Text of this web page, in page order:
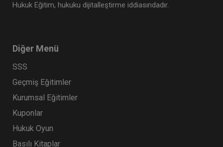
Rekabet Hukuku - II. Ticaret Hukuku Kongresi - V.
Tüketici Hukuku Enstitüsü
Hukuk Eğitim, hukuku dijitalleştirme iddiasındadır.
Diğer Menü
SSS
Geçmiş Eğitimler
Kurumsal Eğitimler
Kuponlar
Hukuk Oyun
Basılı Kitaplar